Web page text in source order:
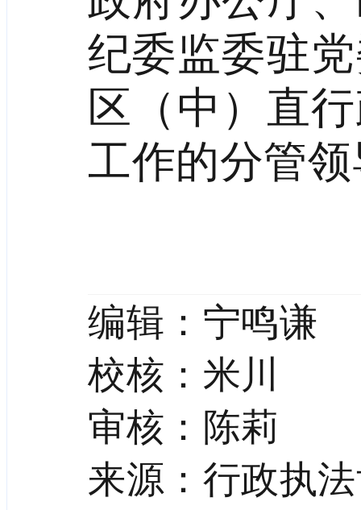
纪委监委驻
区（中）直
工作的分管
编辑： 宁鸣谦
校核： 米川
审核：陈莉
来源：行政执